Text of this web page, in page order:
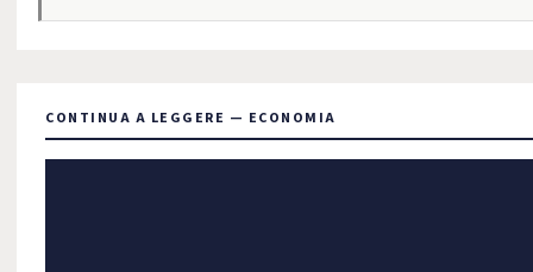
CONTINUA A LEGGERE — ECONOMIA